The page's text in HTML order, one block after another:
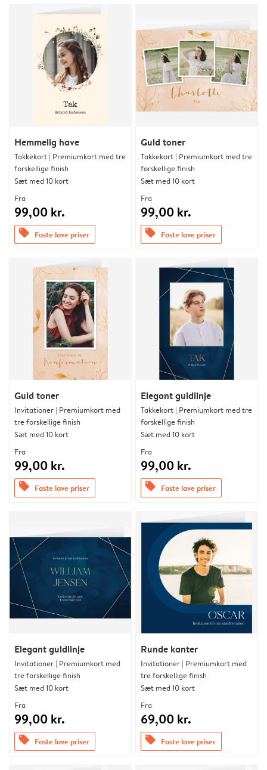
Hemmelig have
Takkekort | Premiumkort med tre
forskellige finish
Sæt med 10 kort
Fra
99,00 kr.
offers Faste lave priser
Guld toner
Takkekort | Premiumkort med tre
forskellige finish
Sæt med 10 kort
Fra
99,00 kr.
offers Faste lave priser
Guld toner
Invitationer | Premiumkort med
tre forskellige finish
Sæt med 10 kort
Fra
99,00 kr.
offers Faste lave priser
Elegant guldlinje
Takkekort | Premiumkort med tre
forskellige finish
Sæt med 10 kort
Fra
99,00 kr.
offers Faste lave priser
Elegant guldlinje
Invitationer | Premiumkort med
tre forskellige finish
Sæt med 10 kort
Fra
99,00 kr.
offers Faste lave priser
Runde kanter
Invitationer | Premiumkort med
tre forskellige finish
Sæt med 10 kort
Fra
69,00 kr.
offers Faste lave priser